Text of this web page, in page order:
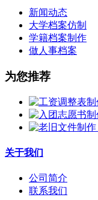
新闻动态
大学档案仿制
学籍档案制作
做人事档案
为您推荐
关于我们
公司简介
联系我们